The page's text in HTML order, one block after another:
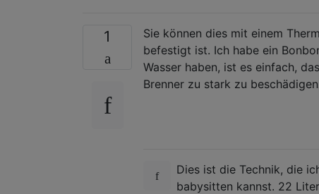
1
Sie können dies mit einem
befestigt ist. Ich habe ein
Wasser haben, ist es einfach,
Brenner zu stark zu
Dies ist die Technik, die
babysitten kannst. 22